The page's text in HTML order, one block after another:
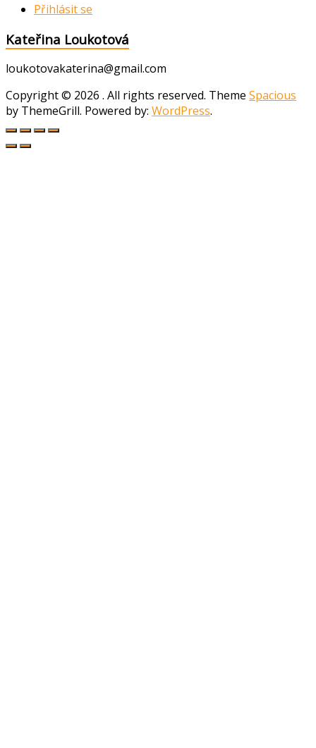
Přihlásit se
Kateřina Loukotová
loukotovakaterina@gmail.com
Copyright © 2026 . All rights reserved. Theme Spacious
by ThemeGrill. Powered by: WordPress.